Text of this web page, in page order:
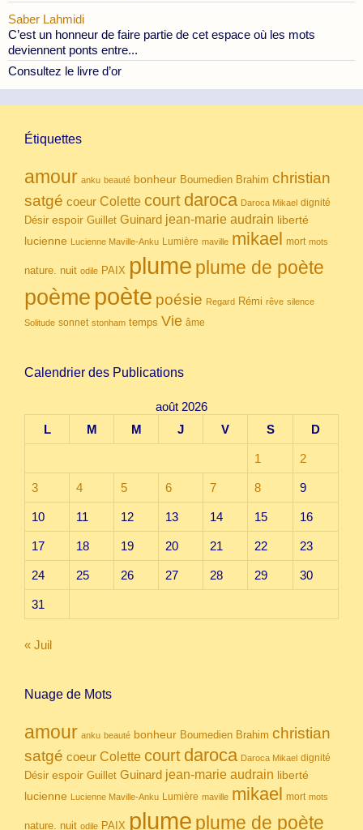
Saber Lahmidi
C’est un honneur de faire partie de cet espace où les mots
deviennent ponts entre...
Consultez le livre d’or
Étiquettes
amour anku beauté bonheur Boumedien Brahim christian
satgé coeur Colette court daroca Daroca Mikael dignité
Désir espoir Guillet Guinard jean-marie audrain liberté
lucienne Lucienne Maville-Anku Lumière maville mikael mort mots
nature. nuit odile PAIX plume plume de poète
poème poète poésie Regard Rémi rêve silence
Solitude sonnet stonham temps Vie âme
Calendrier des Publications
août 2026
L
M M J V S D
1 2
3 4 5 6 7 8 9
10 11 12 13 14 15 16
17 18 19 20 21 22 23
24 25 26 27 28 29 30
31
« Juil
Nuage de Mots
amour anku beauté bonheur Boumedien Brahim christian
satgé coeur Colette court daroca Daroca Mikael dignité
Désir espoir Guillet Guinard jean-marie audrain liberté
lucienne Lucienne Maville-Anku Lumière maville mikael mort mots
nature. nuit odile PAIX plume plume de poète